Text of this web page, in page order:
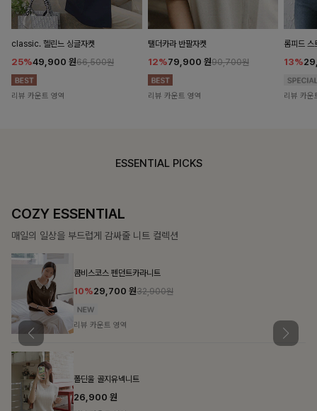
classic. 헬린느 싱글자켓
25%49,900 원66,500원
리뷰 카운트 영역
탤더카라 반팔자켓
12%79,900 원90,700원
리뷰 카운트 영역
롬피드 스
13%
리뷰 카운
ESSENTIAL PICKS
COZY ESSENTIAL
매일의 일상을 부드럽게 감싸줄 니트 컬렉션
콤비스코스 펜던트카라니트
10%29,700 원32,900원
리뷰 카운트 영역
폴딘울 골지유넥니트
26,900 원